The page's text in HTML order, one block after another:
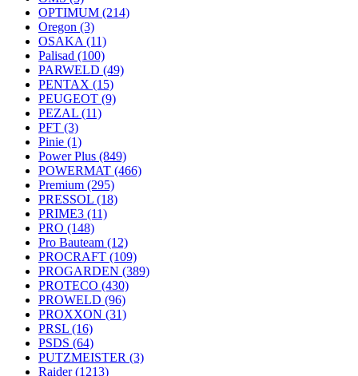
OPTIMUM (214)
Oregon (3)
OSAKA (11)
Palisad (100)
PARWELD (49)
PENTAX (15)
PEUGEOT (9)
PEZAL (11)
PFT (3)
Pinie (1)
Power Plus (849)
POWERMAT (466)
Premium (295)
PRESSOL (18)
PRIME3 (11)
PRO (148)
Pro Bauteam (12)
PROCRAFT (109)
PROGARDEN (389)
PROTECO (430)
PROWELD (96)
PROXXON (31)
PRSL (16)
PSDS (64)
PUTZMEISTER (3)
Raider(1213)